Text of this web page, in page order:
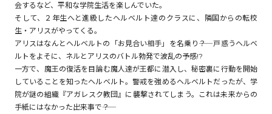
コミックエッセイ
会するなど、平和な学院生活を楽しんでいた。
そして、２年生へと進級したヘルベルト達のクラスに、隣国からの転校
生・アリスがやってくる。
アリスはなんとヘルベルトの「お見合い相手」を名乗り――？ 戸惑うヘルベ
ルトをよそに、ネルとアリスのバトル勃発で波乱の予感!?
一方で、魔王の復活を目論む魔人達が王都に潜入し、秘密裏に行動を開始
していることを知ったヘルベルト。警戒を強めるヘルベルトだったが、学
院が謎の組織『アガレスク教団』に襲撃されてしまう。これは未来からの
手紙にはなかった出来事で――？